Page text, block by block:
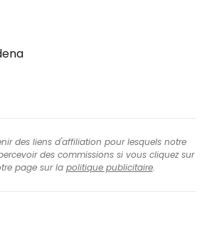
des liens d'affiliation pour lesquels notre
des commissions si vous cliquez sur
page sur la politique publicitaire.